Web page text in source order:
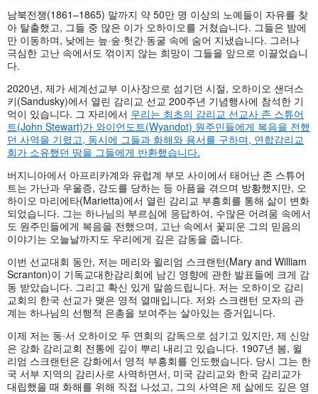
남북전쟁(1861–1865) 말까지 약 50만 명 이상의 노예들이 자유를 찾
아 탈출했고, 그들 중 많은 이가 오하이오를 거쳤습니다. 그들은 밤에
만 이동하며, 낮에는 늪·숲·헛간·동굴 속에 숨어 지냈습니다. 그러나
극심한 고난 속에서도 꺾이지 않는 희망이 그들을 앞으로 이끌었습니
다.
2020년, 제가 세계선교부 이사장으로 섬기던 시절, 오하이오 샌더스
키(Sandusky)에서 열린 감리교 선교 200주년 기념행사에 참석한 기
억이 있습니다. 그 자리에서 우리는 최초의 감리교 선교사 존 스튜어
트(John Stewart)가 와이언도트(Wyandot) 원주민들에게 복음을 전했
던 사역을 기렸고, 동시에 그들과 화해와 용서를 구하며, 연합감리교
회가 소유했던 땅을 그들에게 반환했습니다.
버지니아에서 아프리카계와 유럽계 부모 사이에서 태어난 존 스튜어
트는 가난과 우울증, 강도를 당하는 등 아픔을 겪으며 방황했지만, 오
하이오 마리에타(Marietta)에서 열린 감리교 부흥회를 통해 삶이 변화
되었습니다. 그는 하나님의 부르심에 응답하여, 수많은 어려움 속에서
도 원주민들에게 복음을 전했으며, 고난 속에서 꽃피운 그의 믿음의
이야기는 오늘날까지도 우리에게 깊은 감동을 줍니다.
이번 선교대회 동안, 저는 메리와 윌리엄 스크랜턴(Mary and William
Scranton)이 기독교대한감리회에 남긴 영향에 관한 발표들에 크게 감
동 받았습니다. 그리고 확신 있게 말씀드립니다. 저는 오하이오 감리
교회의 한국 선교가 맺은 영적 열매입니다. 저와 스크랜턴 모자의 관
계는 하나님의 선행적 은총을 보여주는 살아있는 증거입니다.
이제 저는 동∙서 오하이오 두 연회의 감독으로 섬기고 있지만, 제 신앙
은 강화 감리교회 전통에 깊이 뿌리 내리고 있습니다. 1907년 봄, 윌
리엄 스크랜턴은 강화에서 영적 부흥회를 인도했습니다. 당시 그는 한
국 서부 지역의 감리사로 사역하면서, 미국 감리교와 한국 감리교가
대립했을 때 화해를 위해 직접 나섰고, 그의 사역은 제 삶에도 깊은 영